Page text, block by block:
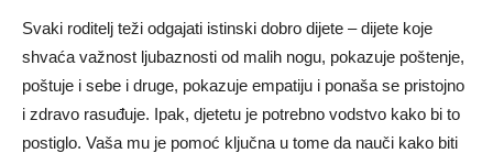
Svaki roditelj teži odgajati istinski dobro dijete – dijete koje
shvaća važnost ljubaznosti od malih nogu, pokazuje poštenje,
poštuje i sebe i druge, pokazuje empatiju i ponaša se pristojno
i zdravo rasuđuje. Ipak, djetetu je potrebno vodstvo kako bi to
postiglo. Vaša mu je pomoć ključna u tome da nauči kako biti